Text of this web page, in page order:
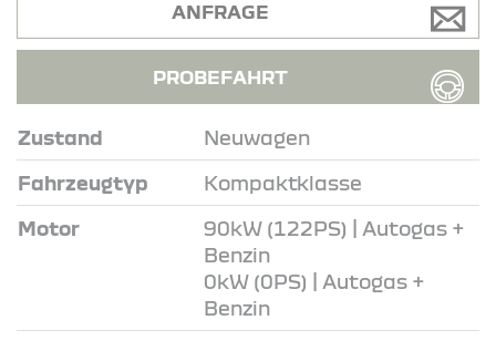
Zustand Neuwagen
Fahrzeugtyp Kompaktklasse
Motor
90kW (122PS) | Autogas +
Benzin
0kW (0PS) | Autogas +
Benzin
ANFRAGE
PROBEFAHRT